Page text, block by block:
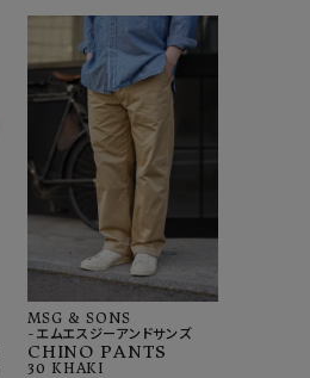
MSG & SONS
-エムエスジーアンドサンズ
CHINO PANTS
30 KHAKI